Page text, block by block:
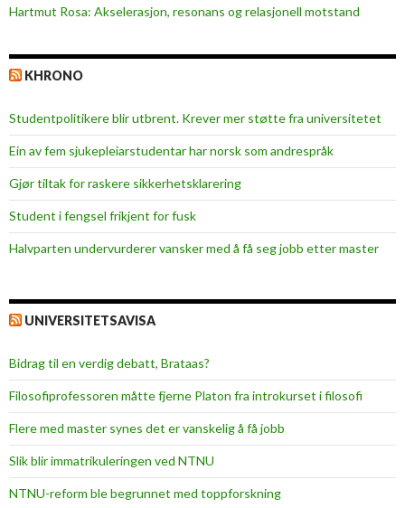
n
e
a
t
i
o
n
a
l
u
e
n
t
s
a
r
e
Hartmut Rosa: Akselerasjon, resonans og relasjonell motstand
KHRONO
Studentpolitikere blir utbrent. Krever mer støtte fra universitetet
Ein av fem sjukepleiar­studentar har norsk som andrespråk
Gjør tiltak for raskere sikkerhets­klarering
Student i fengsel frikjent for fusk
Halvparten undervurderer vansker med å få seg jobb etter master
UNIVERSITETSAVISA
Bidrag til en verdig debatt, Brataas?
Filosofiprofessoren måtte fjerne Platon fra introkurset i filosofi
Flere med master synes det er vanskelig å få jobb
Slik blir immatrikuleringen ved NTNU
NTNU-reform ble begrunnet med toppforskning